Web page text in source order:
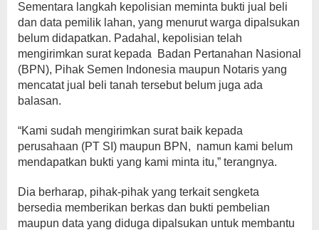
Sementara langkah kepolisian meminta bukti jual beli
dan data pemilik lahan, yang menurut warga dipalsukan
belum didapatkan. Padahal, kepolisian telah
mengirimkan surat kepada Badan Pertanahan Nasional
(BPN), Pihak Semen Indonesia maupun Notaris yang
mencatat jual beli tanah tersebut belum juga ada
balasan.
“Kami sudah mengirimkan surat baik kepada
perusahaan (PT SI) maupun BPN, namun kami belum
mendapatkan bukti yang kami minta itu,” terangnya.
Dia berharap, pihak-pihak yang terkait sengketa
bersedia memberikan berkas dan bukti pembelian
maupun data yang diduga dipalsukan untuk membantu